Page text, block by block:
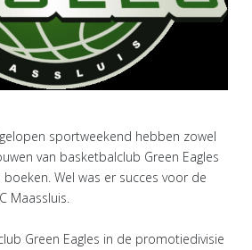
sportweekend hebben zowel
van basketbalclub Green Eagles
Wel was er succes voor de
Maassluis.
Green Eagles in de promotiedivisie